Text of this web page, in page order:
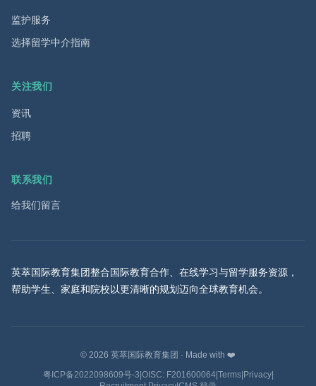
监护服务
选择留学中介指南
关注我们
资讯
招聘
联系我们
给我们留言
英萃国际教育集团整合国际教育合作、在线学习与留学服务资源，
帮助学生、家庭和院校以更清晰的规划迈向全球教育机会。
© 2026 英萃国际教育集团 · Made with ❤️
粤ICP备2022098609号-3 OISC: F201600064| Terms| Privacy|